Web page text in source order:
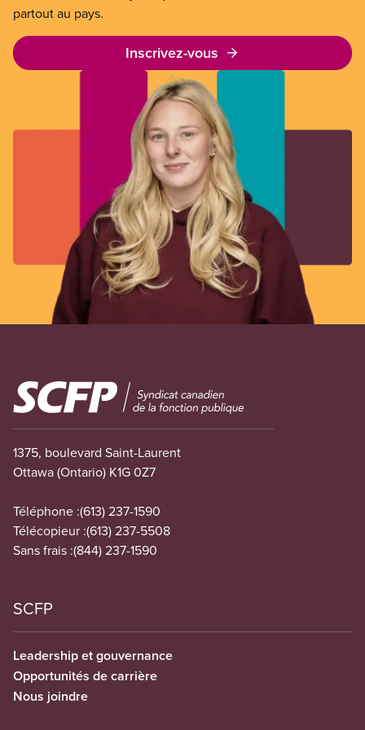
partout au pays.
Inscrivez-vous
Image
1375, boulevard Saint-Laurent
Ottawa (Ontario) K1G 0Z7
Téléphone :(613) 237-1590
Télécopieur :(613) 237-5508
Sans frais :(844) 237-1590
SCFP
Leadership et gouvernance
Opportunités de carrière
Nous joindre